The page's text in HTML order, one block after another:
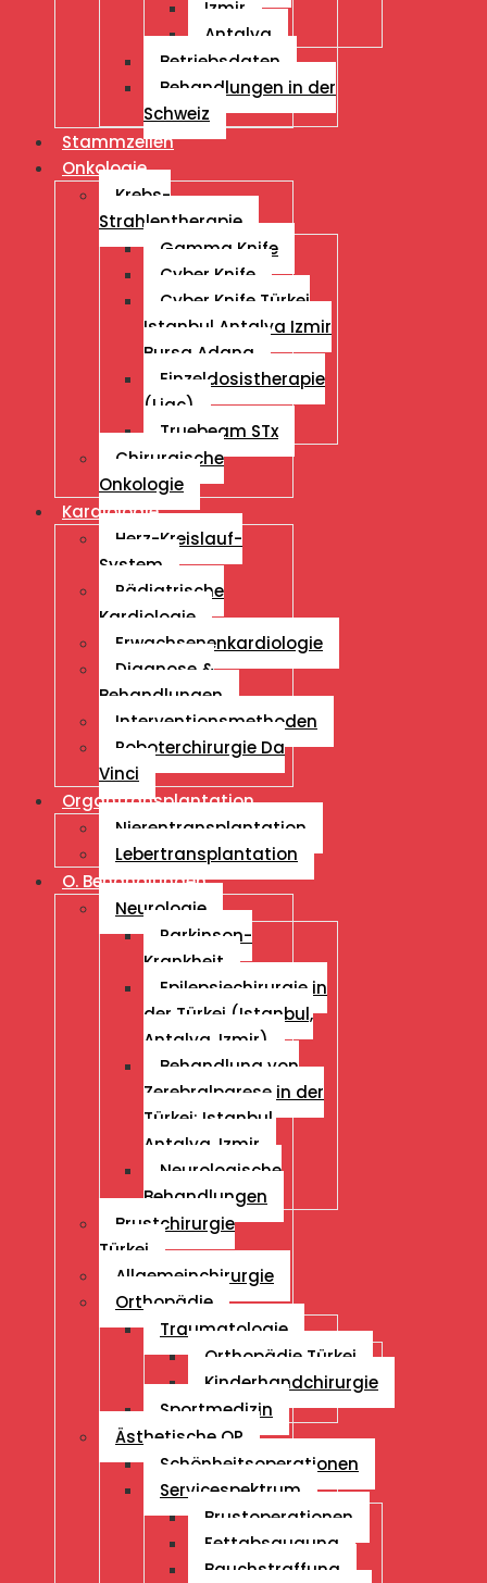
Izmir
Antalya
Betriebsdaten
Behandlungen in der
Schweiz
Stammzellen
Onkologie
Krebs-
Strahlentherapie
Gamma Knife
Cyber Knife
Cyber ​​Knife Türkei
Istanbul Antalya Izmir
Bursa Adana
Einzeldosistherapie
(Liac)
Truebeam STx
Chirurgische
Onkologie
Kardiologie
Herz-Kreislauf-
System
Pädiatrische
Kardiologie
Erwachsenenkardiologie
Diagnose &
Behandlungen
Interventionsmethoden
Roboterchirurgie Da
Vinci
Organtransplantation
Nierentransplantation
Lebertransplantation
O. Behandlungen
Neurologie
Parkinson-
Krankheit
Epilepsiechirurgie in
der Türkei (Istanbul,
Antalya, Izmir)
Behandlung von
Zerebralparese in der
Türkei: Istanbul,
Antalya, Izmir
Neurologische
Behandlungen
Brustchirurgie
Türkei
Allgemeinchirurgie
Orthopädie
Traumatologie
Orthopädie Türkei
Kinderhandchirurgie
Sportmedizin
Ästhetische OP
Schönheitsoperationen
Servicespektrum
Brustoperationen
Fettabsaugung
Bauchstraffung